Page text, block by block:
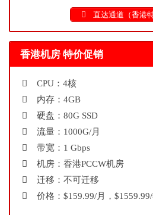
直达通道（香港
香港机房 特价促销
CPU：4核
内存：4GB
硬盘：80G SSD
流量：1000G/月
带宽：1 Gbps
机房：香港PCCW机房
迁移：不可迁移
价格：$159.99/月，